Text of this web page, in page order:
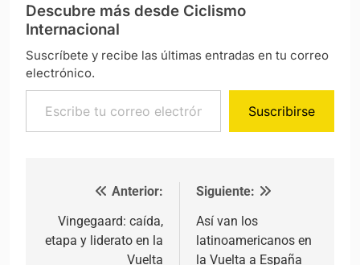
Descubre más desde Ciclismo
Internacional
Suscríbete y recibe las últimas entradas en tu correo
electrónico.
Escribe tu correo electrónico…
Suscribirse
Navegación de entradas
Anterior:
Vingegaard: caída,
etapa y liderato en la
Vuelta
Siguiente:
Así van los
latinoamericanos en
la Vuelta a España